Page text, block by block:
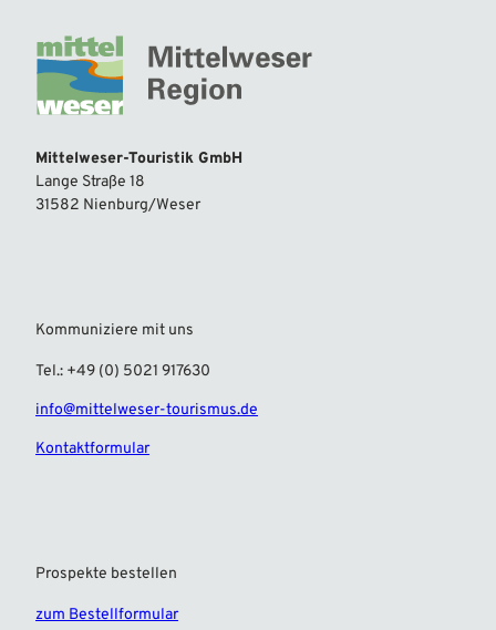
Mittelweser-Touristik GmbH
Lange Straße 18
31582 Nienburg/Weser
Kommuniziere mit uns
Tel.: +49 (0) 5021 917630
info@mittelweser-tourismus.de
Kontaktformular
Prospekte bestellen
zum Bestellformular